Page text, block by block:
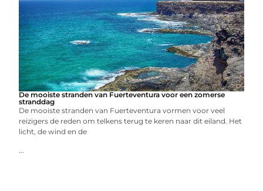
De mooiste stranden van Fuerteventura voor een zomerse
stranddag
De mooiste stranden van Fuerteventura vormen voor veel
reizigers de reden om telkens terug te keren naar dit eiland. Het
licht, de wind en de
...